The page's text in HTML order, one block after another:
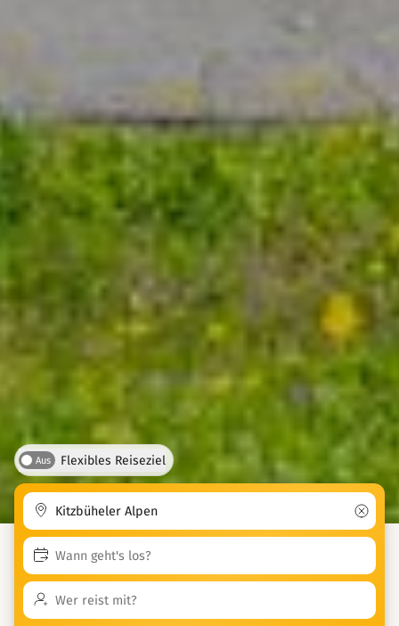
Aus Flexibles Reiseziel